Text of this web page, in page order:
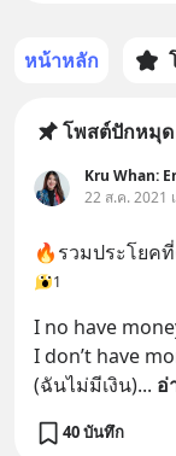
หน้าหลัก
โพสต์ปักหมุด
Kru Whan:
22 ส.ค. 2021
🔥รวมประโยค
1
I no have
I don’t have
(ฉันไม่มีเงิน)... อ่
40 บันทึก